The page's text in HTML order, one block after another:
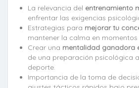
La relevancia del entrenamiento
enfrentar las exigencias
Estrategias para mejorar tu
mantener la calma en
Crear una mentalidad ganadora
de una preparación psicológica
deporte.
Importancia de la toma de